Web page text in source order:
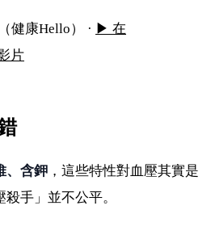
健康Hello） · ▶ 在
片
、含鉀 ，這些特性對血壓其實是
手」並不公平。